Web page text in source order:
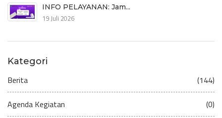
INFO PELAYANAN: Jam...
19 Juli 2026
Kategori
Berita (144)
Agenda Kegiatan (0)